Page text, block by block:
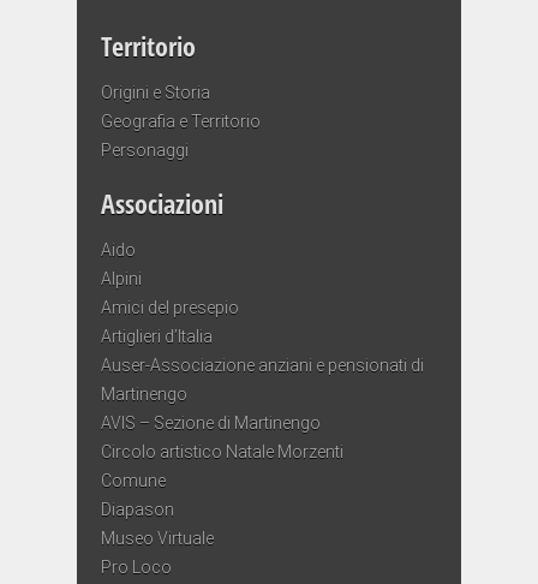
Territorio
Origini e Storia
Geografia e Territorio
Personaggi
Associazioni
Aido
Alpini
Amici del presepio
Artiglieri d’Italia
Auser-Associazione anziani e pensionati di
Martinengo
AVIS – Sezione di Martinengo
Circolo artistico Natale Morzenti
Comune
Diapason
Museo Virtuale
Pro Loco